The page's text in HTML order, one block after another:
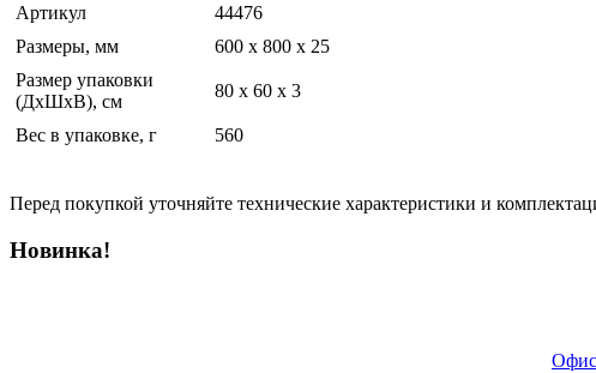
Артикул
44476
Размеры, мм
600 х 800 х 25
Размер упаковки
(ДхШхВ), см
80 x 60 x 3
Вес в упаковке, г 560
Перед покупкой уточняйте технические характеристики и
Новинка!